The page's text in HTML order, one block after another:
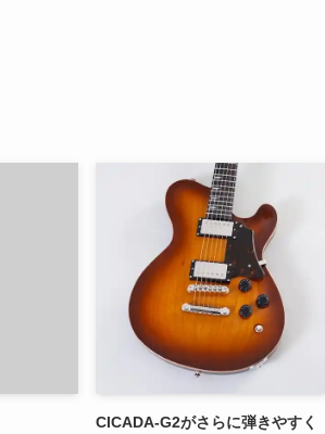
CICADA-G2がさらに弾きやすく